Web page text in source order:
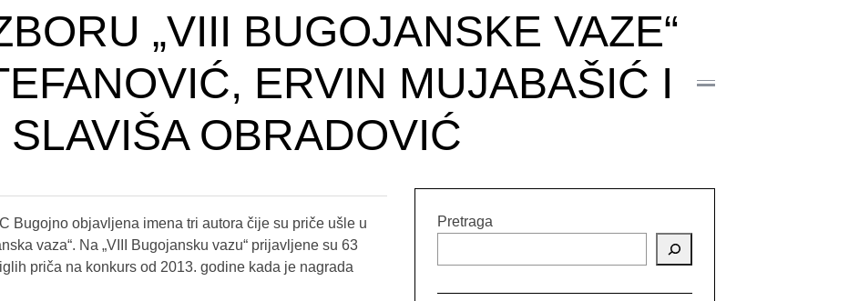
„VIII BUGOJANSKE VAZE“
ERVIN MUJABAŠIĆ I
SLAVIŠA OBRADOVIĆ
Bugojno objavljena imena tri autora čije su priče ušle u
vaza“. Na „VIII Bugojansku vazu“ prijavljene su 63
priča na konkurs od 2013. godine kada je nagrada
Pretraga